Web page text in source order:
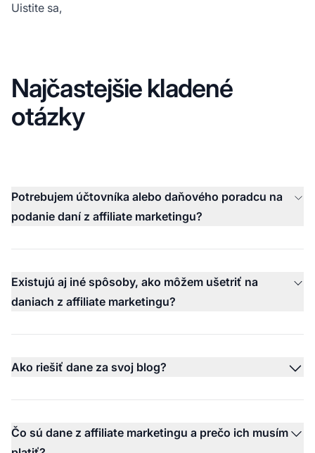
Uistite sa,
Najčastejšie kladené
otázky
Potrebujem účtovníka alebo daňového poradcu na
podanie daní z affiliate marketingu?
Existujú aj iné spôsoby, ako môžem ušetriť na
daniach z affiliate marketingu?
Ako riešiť dane za svoj blog?
Čo sú dane z affiliate marketingu a prečo ich musím